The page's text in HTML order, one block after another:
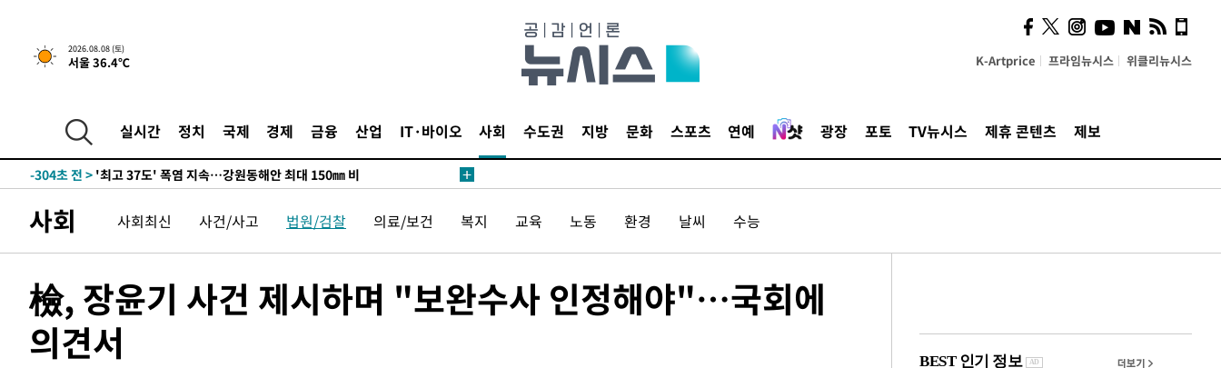
2026.08.08 (토)
서울 36.4℃ K-Artprice 프라임뉴시스 위클리뉴시스
실시간 정치 국제 경제 금융 산업 IT·바이오 사회 수도권 지방 문화 스포츠 연예 광장 포토 TV뉴시스 제휴 콘텐츠 제보
-19921초 전 >여수 오동도 해상서 모터보트 전복…1명 사망·1명 실종
-16148초 전 >
극한폭염 한풀 꺾이지만…'낮 최고 35도' 무더위, 열대야 계속[다음
-11683초 전 >
[속보]'압수수색·성접대 논란' 축구협회 "실망과 걱정 안겨드려 죄
-304초 전 >
1시간 전 > [속보]뉴욕증시 상승 마감…S&P 0.6% 나스닥 1.3%↑
-25321초 전 >
백운산서 80년근 천종산삼 9뿌리 발견…감정가 1.3억원
-23031초 전 >선재도서 해루질 나섰다 실종 60대, 닷새 만에 숨진 채 발견
-19941초 전 >여수 오동도 해상서 모터보트 전복…1명 사망·1명 실종
-16168초 전 > 극한폭염 한풀 꺾이지만…'낮 최고 35도' 무더위, 열대야 계속[다음
주 날씨]
-13186초 전 >축구협회 "압수수색·성접대 논란 사과…쇄신의 기회로 삼겠다"
사회 사회최신 사건/사고 법원/검찰 의료/보건 복지 교육 노동 환경 날씨 수능
檢, 장윤기 사건 제시하며 "보완수사 인정해야"…국회에
의견서
사이 해답 찾았죠"…알을
깨고 나온 '초자아'